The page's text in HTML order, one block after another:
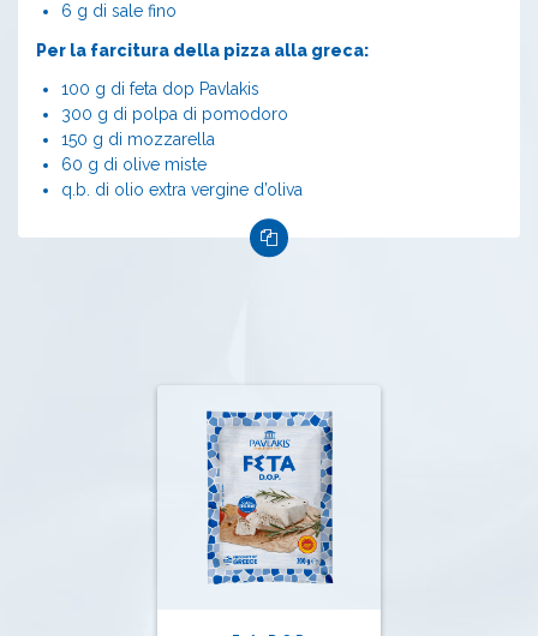
6 g di sale fino
Per la farcitura della pizza alla greca:
100 g di feta dop Pavlakis
300 g di polpa di pomodoro
150 g di mozzarella
60 g di olive miste
q.b. di olio extra vergine d’oliva